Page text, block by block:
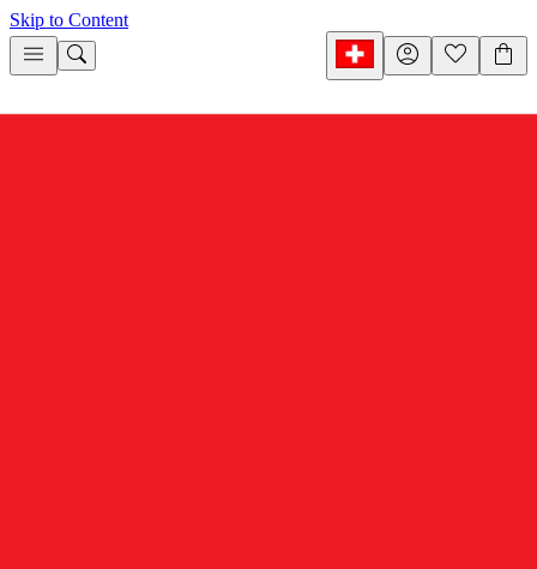
Skip to Content